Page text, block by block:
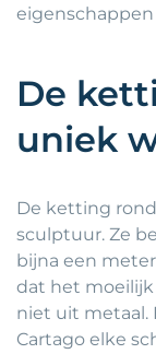
De
uniek
De ketting
sculptuur. Ze
bijna een
dat het moeilijk
niet uit metaal.
Cartago elke